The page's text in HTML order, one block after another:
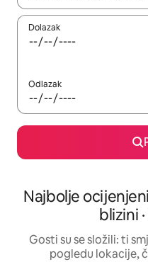
Dolazak
Odlazak
Najbolje
blizini
Gosti su se složili: ti
pogledu lokacije,